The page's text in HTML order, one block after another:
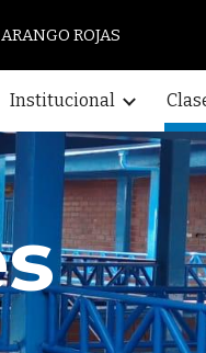
Skip to navigation
ROJAS
Institucional